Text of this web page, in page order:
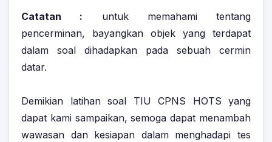
Catatan : untuk memahami tentang
pencerminan, bayangkan objek yang terdapat
dalam soal dihadapkan pada sebuah cermin
datar.
Demikian latihan soal TIU CPNS HOTS yang
dapat kami sampaikan, semoga dapat menambah
wawasan dan kesiapan dalam menghadapi tes